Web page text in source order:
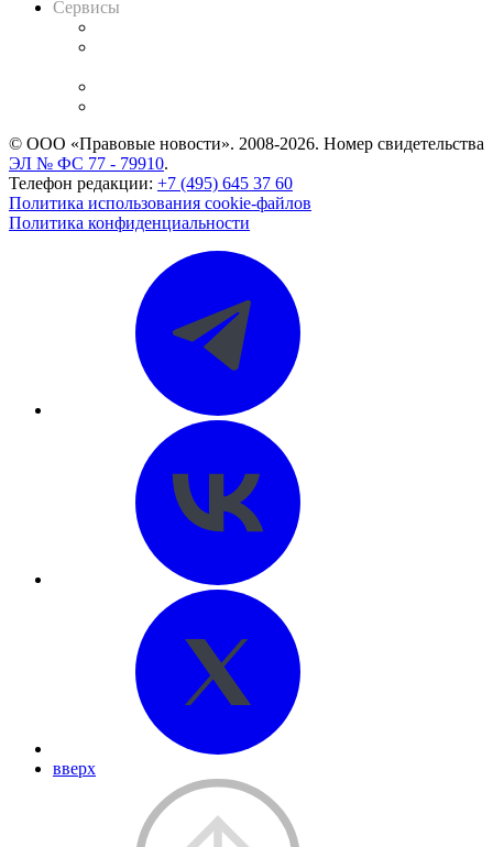
Сервисы
© ООО «Правовые новости». 2008-2026. Номер свидетельства
ЭЛ № ФС 77 - 79910.
Телефон редакции: +7 (495) 645 37 60
Политика использования cookie-файлов
Политика конфиденциальности
вверх